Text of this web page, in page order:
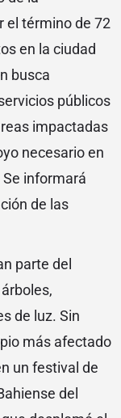
el término de 72
en la ciudad
busca
públicos
impactadas
necesario en
informará
de las
parte del
de luz. Sin
más afectado
un festival de
del